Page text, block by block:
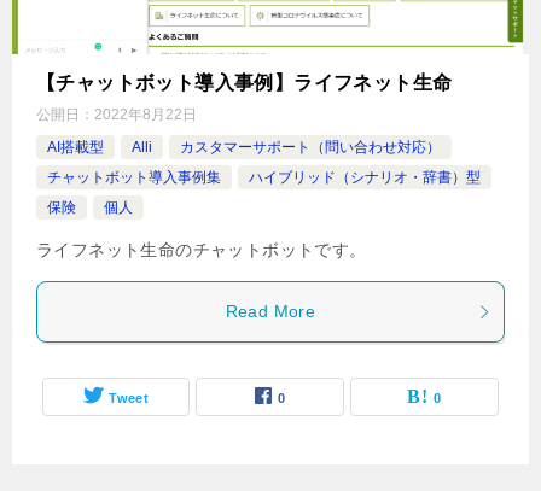
【チャットボット導入事例】ライフネット生命
公開日： 2022年8月22日
AI搭載型
Alli
カスタマーサポート（問い合わせ対応）
チャットボット導入事例集
ハイブリッド（シナリオ・辞書）型
保険
個人
ライフネット生命のチャットボットです。
Read More
Tweet 0 0